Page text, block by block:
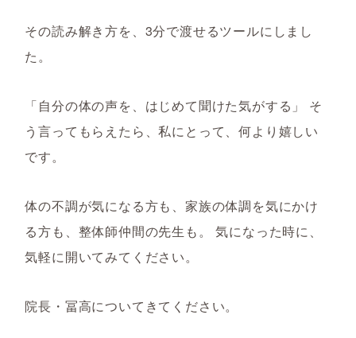
その読み解き方を、3分で渡せるツールにしまし
た。
「自分の体の声を、はじめて聞けた気がする」 そ
う言ってもらえたら、私にとって、何より嬉しい
です。
体の不調が気になる方も、家族の体調を気にかけ
る方も、整体師仲間の先生も。 気になった時に、
気軽に開いてみてください。
院長・冨高についてきてください。